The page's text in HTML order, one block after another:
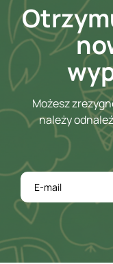
Możesz
należy